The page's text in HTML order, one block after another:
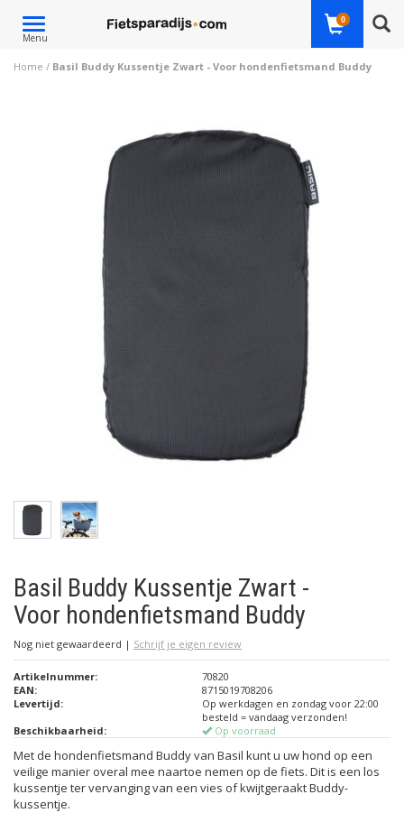
Toggle
navigation
Menu
0
Home / Basil Buddy Kussentje Zwart - Voor hondenfietsmand Buddy
Basil Buddy Kussentje Zwart -
Voor hondenfietsmand Buddy
Nog niet gewaardeerd | Schrijf je eigen review
Artikelnummer:
70820
EAN:
8715019708206
Levertijd:
Op werkdagen en zondag voor 22:00
besteld = vandaag verzonden!
Beschikbaarheid:
Op voorraad
Met de hondenfietsmand Buddy van Basil kunt u uw hond op een
veilige manier overal mee naartoe nemen op de fiets. Dit is een los
kussentje ter vervanging van een vies of kwijtgeraakt Buddy-
kussentje.